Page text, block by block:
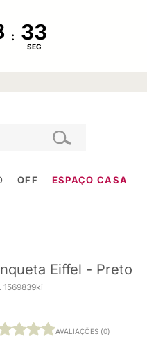
:
SEG
OFF ESPAÇO CASA
Eiffel - Preto
1569839ki
AVALIAÇÕES (0)